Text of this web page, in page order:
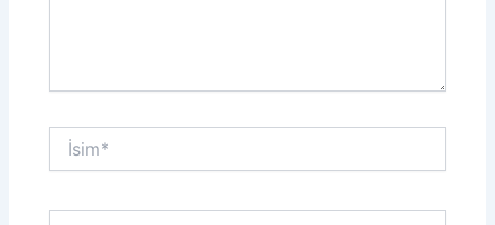
İsim*